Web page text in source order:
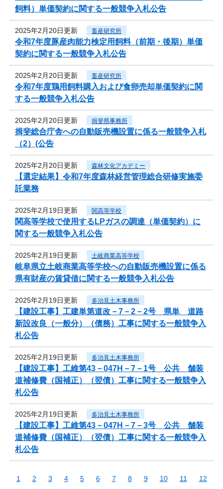
飼料）単価契約に関する一般競争入札公告
2025年2月20日更新 畜産研究所
令和7年度豚産肉能力検定用飼料（前期・後期）単価
契約に関する一般競争入札公告
2025年2月20日更新 畜産研究所
令和7年度鶏用飼料購入および食卵売却単価契約に関
する一般競争入札公告
2025年2月20日更新 揖斐県事務所
揖斐総合庁舎への自動販売機設置に係る一般競争入札
（2）(公告
2025年2月20日更新 森林文化アカデミー
【選定結果】令和7年度森林経営管理総合研修実施委
託業務
2025年2月19日更新 関高等学校
関高等学校で使用するLPガスの調達（単価契約）に
関する一般競争入札公告
2025年2月19日更新 土岐商業高等学校
岐阜県立土岐商業高等学校への自動販売機設置に係る
県有財産の賃貸借に関する一般競争入札公告
2025年2月19日更新 多治見土木事務所
【建設工事】工建単第道改－7－2－2号 県単 道路
新設改良（一般分）（債務）工事に関する一般競争入
札公告
2025年2月19日更新 多治見土木事務所
【建設工事】工維第43－047H－7－1号 公共 舗装
道補修費（国補正）（翌債）工事に関する一般競争入
札公告
2025年2月19日更新 多治見土木事務所
【建設工事】工維第43－047H－7－3号 公共 舗装
道補修費（国補正）（翌債）工事に関する一般競争入
札公告
1 2 3 4 5 6 7 8 9 10 11
12